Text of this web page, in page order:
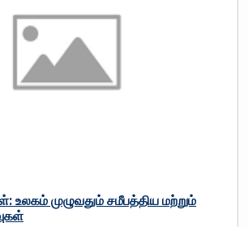
உலகம் முழுவதும் சமீபத்திய மற்றும்